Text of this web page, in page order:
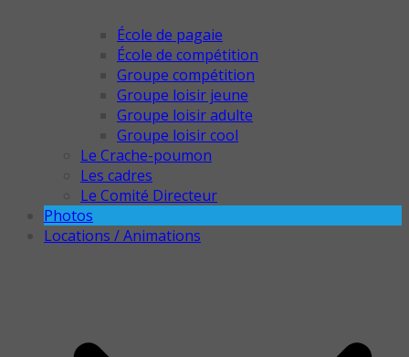
École de pagaie
École de compétition
Groupe compétition
Groupe loisir jeune
Groupe loisir adulte
Groupe loisir cool
Le Crache-poumon
Les cadres
Le Comité Directeur
Photos
Locations / Animations